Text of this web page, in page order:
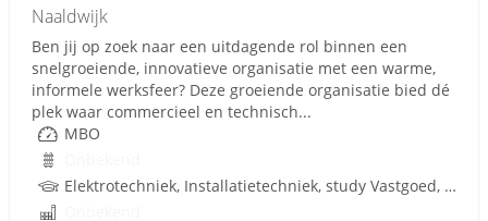
Naaldwijk
Ben jij op zoek naar een uitdagende rol binnen een
snelgroeiende, innovatieve organisatie met een warme,
informele werksfeer? Deze groeiende organisatie bied dé
plek waar commercieel en technisch...
MBO
Elektrotechniek, Installatietechniek, study Vastgoed, Werktuigkundige, Techniek, W-Installaties